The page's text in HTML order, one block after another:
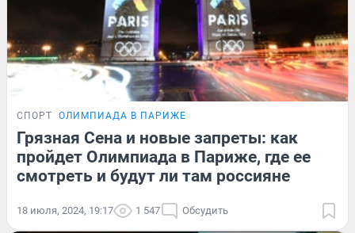
СПОРТ ОЛИМПИАДА В ПАРИЖЕ
Грязная Сена и новые запреты: как
пройдет Олимпиада в Париже, где ее
смотреть и будут ли там россияне
18 июля, 2024, 19:17 1 547 Обсудить